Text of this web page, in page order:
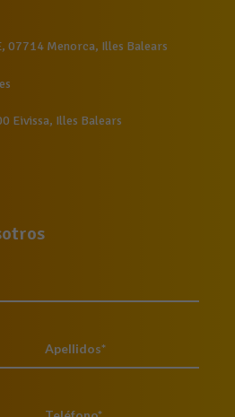
07714 Menorca, Illes Balears
Eivissa, Illes Balears